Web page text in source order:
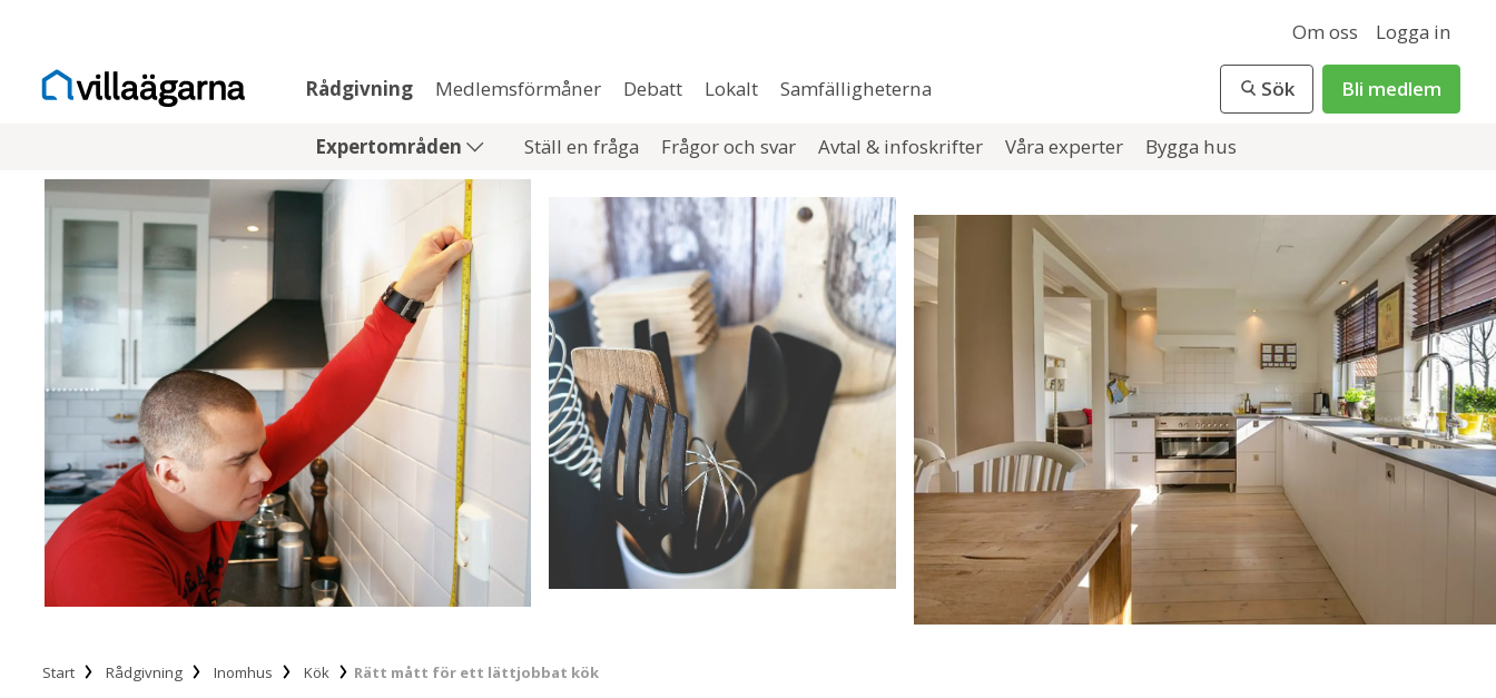
Om oss Logga in
Rådgivning Medlemsförmåner Debatt Lokalt Samfälligheterna Sök Bli medlem
Expertområden Ställ en fråga Frågor och svar Avtal & infoskrifter Våra experter Bygga hus
Start Rådgivning Inomhus Kök Rätt mått för ett lättjobbat kök